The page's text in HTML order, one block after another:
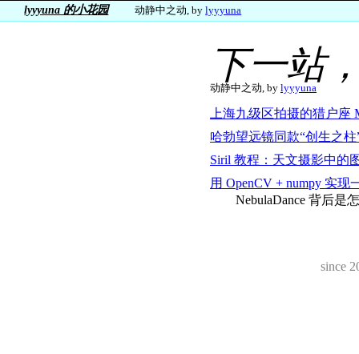
lyyyuna 的小花园 动静中之动, bylyyyuna
下一站
动静中之动, by lyyyuna
上海九级区拍摄的猎户座
哈勃望远镜同款“创生之
Siril 教程：天文摄影中的
用 OpenCV + numpy 实现
NebulaDance 背后是
since